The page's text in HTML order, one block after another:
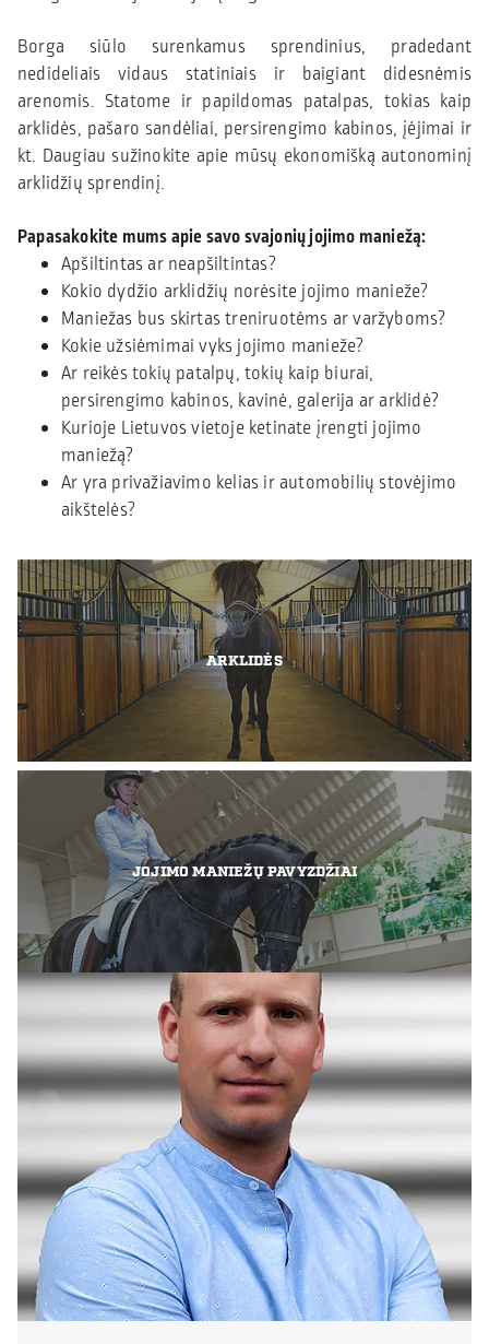
Borga siūlo surenkamus sprendinius, pradedant
nedideliais vidaus statiniais ir baigiant didesnėmis
arenomis. Statome ir papildomas patalpas, tokias kaip
arklidės, pašaro sandėliai, persirengimo kabinos, įėjimai ir
kt. Daugiau sužinokite apie mūsų ekonomišką autonominį
arklidžių sprendinį.
Papasakokite mums apie savo svajonių jojimo maniežą:
Apšiltintas ar neapšiltintas?
Kokio dydžio arklidžių norėsite jojimo manieže?
Maniežas bus skirtas treniruotėms ar varžyboms?
Kokie užsiėmimai vyks jojimo manieže?
Ar reikės tokių patalpų, tokių kaip biurai,
persirengimo kabinos, kavinė, galerija ar arklidė?
Kurioje Lietuvos vietoje ketinate įrengti jojimo
maniežą?
Ar yra privažiavimo kelias ir automobilių stovėjimo
aikštelės?
ARKLIDĖS
JOJIMO MANIEŽŲ PAVYZDŽIAI